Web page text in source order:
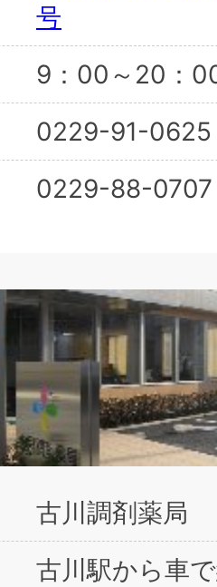
号
9：00～20：
0229-91-0625
0229-88-0707
古川調剤薬局
古川駅から車